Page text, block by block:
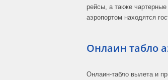
рейсы, а также
аэропортом находятся
Онлаин табло
Онлаин-табло вылета и